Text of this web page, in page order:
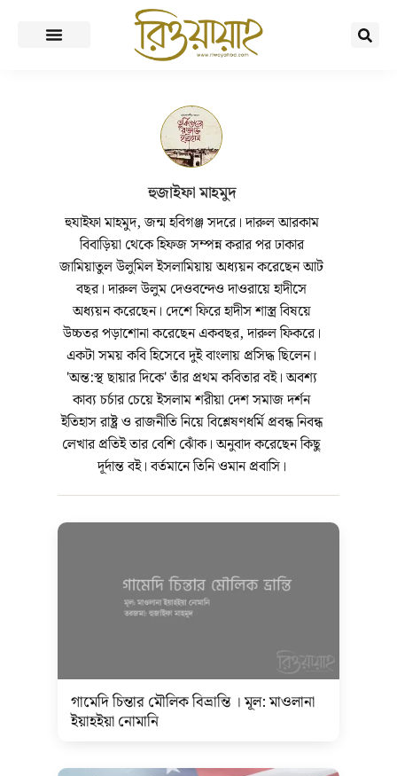
হুজাইফা মাহমুদ
হুযাইফা মাহমুদ, জন্ম হবিগঞ্জ সদরে। দারুল আরকাম
বিবাড়িয়া থেকে হিফজ সম্পন্ন করার পর ঢাকার
জামিয়াতুল উলুমিল ইসলামিয়ায় অধ্যয়ন করেছেন আট
বছর। দারুল উলুম দেওবন্দেও দাওরায়ে হাদীসে
অধ্যয়ন করেছেন। দেশে ফিরে হাদীস শাস্ত্র বিষয়ে
উচ্চতর পড়াশোনা করেছেন একবছর, দারুল ফিকরে।
একটা সময় কবি হিসেবে দুই বাংলায় প্রসিদ্ধ ছিলেন।
'অন্ত:স্থ ছায়ার দিকে' তাঁর প্রথম কবিতার বই। অবশ্য
কাব্য চর্চার চেয়ে ইসলাম শরীয়া দেশ সমাজ দর্শন
ইতিহাস রাষ্ট্র ও রাজনীতি নিয়ে বিশ্লেষণধর্মি প্রবন্ধ নিবন্ধ
লেখার প্রতিই তার বেশি ঝোঁক। অনুবাদ করেছেন কিছু
দূর্দান্ত বই। বর্তমানে তিনি ওমান প্রবাসি।
গামেদি চিন্তার মৌলিক বিভ্রান্তি । মূল: মাওলানা
ইয়াহইয়া নোমানি